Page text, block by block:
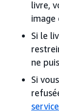
livre,
image
Si le
ne
Si